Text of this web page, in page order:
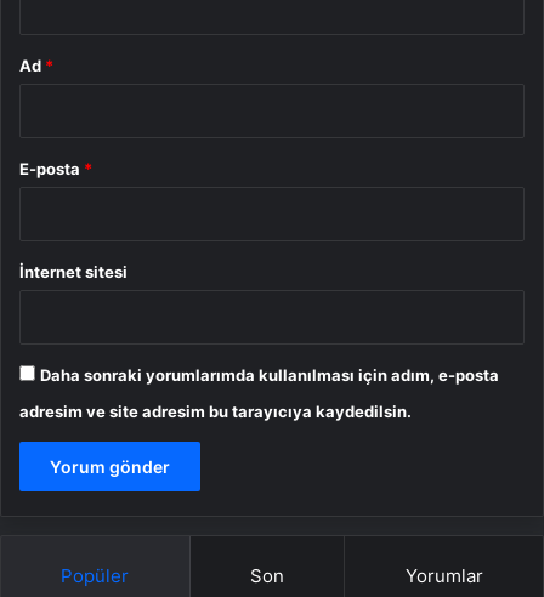
Ad *
E-posta *
İnternet sitesi
Daha sonraki yorumlarımda kullanılması için adım, e-posta
adresim ve site adresim bu tarayıcıya kaydedilsin.
Popüler Son Yorumlar